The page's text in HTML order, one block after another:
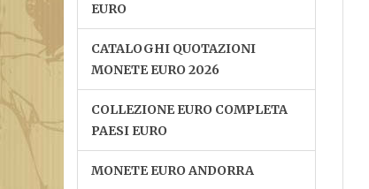
EURO
CATALOGHI QUOTAZIONI
MONETE EURO 2026
COLLEZIONE EURO COMPLETA
PAESI EURO
MONETE EURO ANDORRA